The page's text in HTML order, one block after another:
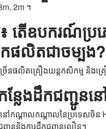
2m ។
តើឧបករណ៍ប្រ
ផលិតជាចម្បង?
ើនផលិតគ្រឿងយន្តកសិកម្ម និងគ្
ន្លែងដឹកជញ្ជូន
ៅកណ្តាលកណ្តាលនៃប្រទេសចិន
ជញ្ជូននិងការដឹកជញ្ជូនលឿន។